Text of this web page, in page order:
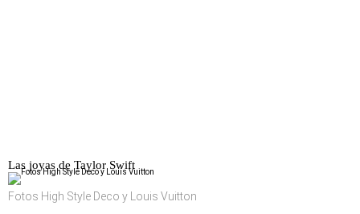
Las joyas de Taylor Swift
Fotos High Style Deco y Louis Vuitton